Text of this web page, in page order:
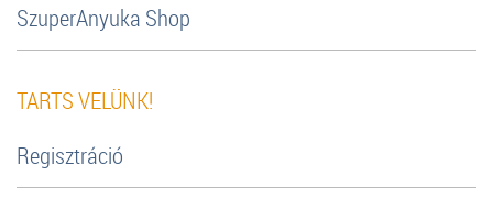
SzuperAnyuka Shop
TARTS VELÜNK!
Regisztráció